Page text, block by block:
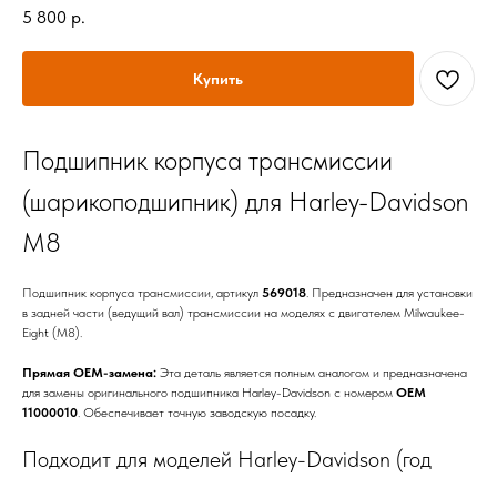
5 800 р.
Купить
Подшипник корпуса трансмиссии
(шарикоподшипник) для Harley-Davidson
M8
Подшипник корпуса трансмиссии, артикул 569018. Предназначен для установки
в задней части (ведущий вал) трансмиссии на моделях с двигателем Milwaukee-
Eight (M8).
Прямая OEM-замена: Эта деталь является полным аналогом и предназначена
для замены оригинального подшипника Harley-Davidson с номером OEM
11000010. Обеспечивает точную заводскую посадку.
Подходит для моделей Harley-Davidson (год